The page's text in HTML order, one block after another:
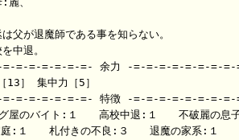
父が退魔師である事を知らない。
中退。
=-=-=-=-=-=- 余力 -=-=-=-=-=-=-=-
］ 集中力［5］
=-=-=-=-=-=- 特徴 -=-=-=-=-=-=-=-
屋のバイト:１　　高校中退:１　　不破麗の息
　　札付きの不良:３　　退魔の家系:１